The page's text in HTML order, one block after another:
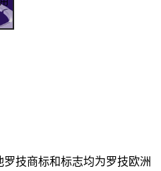
罗技商标和标志均为罗技欧洲